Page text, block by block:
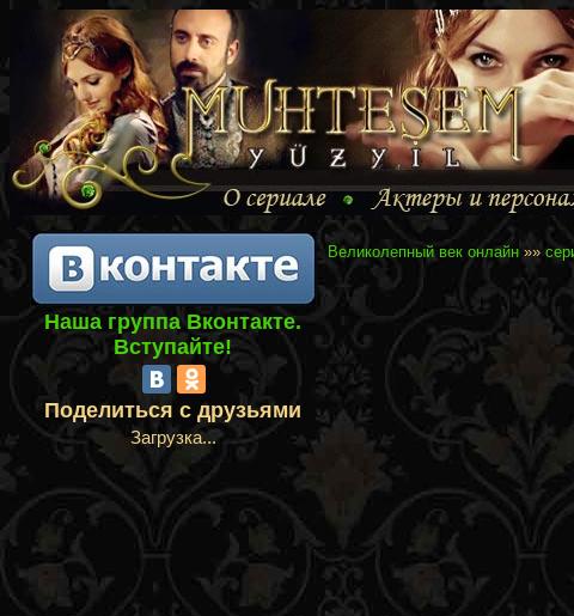
Наша группа Вконтакте.
Вступайте!
Поделиться с друзьями
Загрузка...
Великолепный век онлайн»»